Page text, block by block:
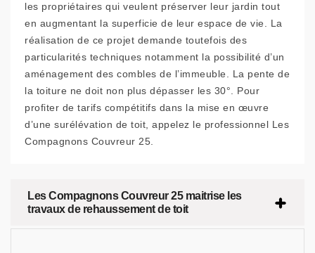
les propriétaires qui veulent préserver leur jardin tout
en augmentant la superficie de leur espace de vie. La
réalisation de ce projet demande toutefois des
particularités techniques notamment la possibilité d’un
aménagement des combles de l’immeuble. La pente de
la toiture ne doit non plus dépasser les 30°. Pour
profiter de tarifs compétitifs dans la mise en œuvre
d’une surélévation de toit, appelez le professionnel Les
Compagnons Couvreur 25.
Les Compagnons Couvreur 25 maitrise les
travaux de rehaussement de toit